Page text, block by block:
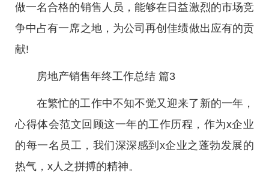
做一名合格的销售人员，能够在日益激烈的市场竞
争中占有一席之地，为公司再创佳绩做出应有的贡
献!
房地产销售年终工作总结 篇3
在繁忙的工作中不知不觉又迎来了新的一年，
心得体会范文回顾这一年的工作历程，作为x企业
的每一名员工，我们深深感到x企业之蓬勃发展的
热气，x人之拼搏的精神。